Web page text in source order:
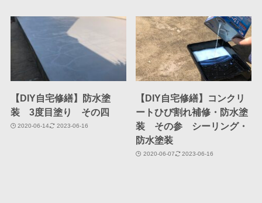
【DIY自宅修繕】防水塗
装 3度目塗り その四
2020-06-14 2023-06-16
【DIY自宅修繕】コンクリ
ートひび割れ補修・防水塗
装 その参 シーリング・
防水塗装
2020-06-07 2023-06-16